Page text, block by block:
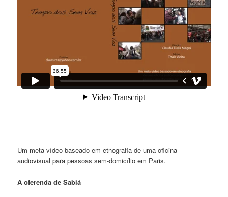
Um meta-vídeo baseado em etnografia de uma oficina
audiovisual para pessoas sem-domicílio em Paris.
A oferenda de Sabiá